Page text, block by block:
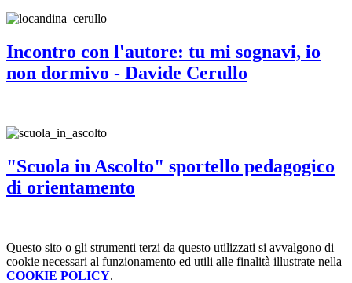
Incontro con l'autore: tu mi sognavi, io
non dormivo - Davide Cerullo
"Scuola in Ascolto" sportello pedagogico
di orientamento
Questo sito o gli strumenti terzi da questo utilizzati si avvalgono di
cookie necessari al funzionamento ed utili alle finalità illustrate nella
COOKIE POLICY.